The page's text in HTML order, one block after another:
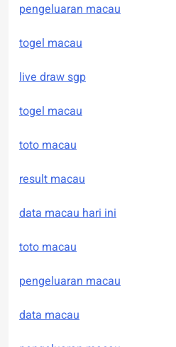
pengeluaran macau
togel macau
live draw sgp
togel macau
toto macau
result macau
data macau hari ini
toto macau
pengeluaran macau
data macau